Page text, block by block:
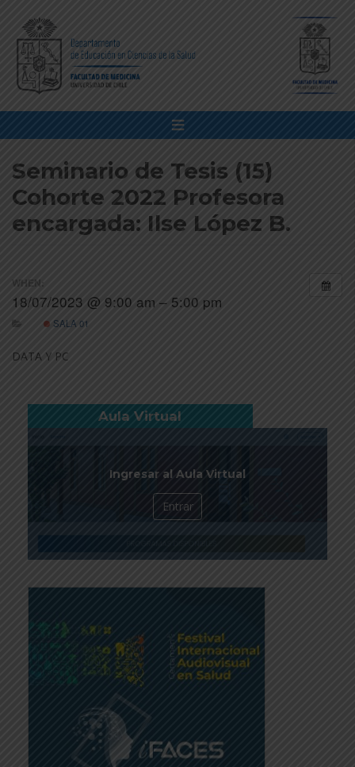
Seminario de Tesis (15)
Cohorte 2022 Profesora
encargada: Ilse López B.
WHEN:
18/07/2023 @ 9:00 am – 5:00 pm
SALA 01
DATA Y PC
Aula Virtual
Ingresar al Aula Virtual
Entrar